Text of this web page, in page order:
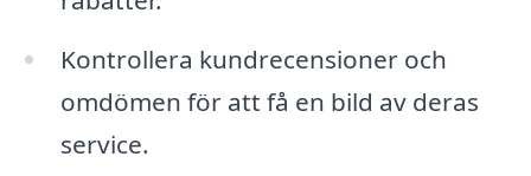
Kontrollera kundrecensioner och
omdömen för att få en bild av deras
service.